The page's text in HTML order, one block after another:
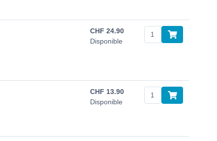
CHF 24.90
Disponible
CHF 13.90
Disponible